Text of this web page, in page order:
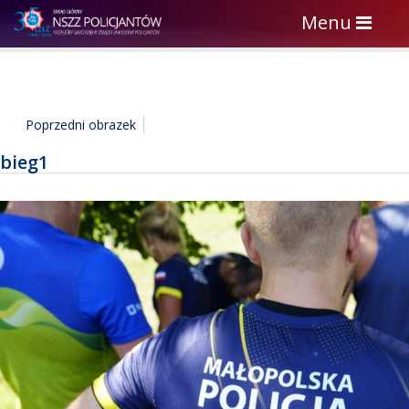
Toggle
navigation
Menu
Poprzedni obrazek
bieg1